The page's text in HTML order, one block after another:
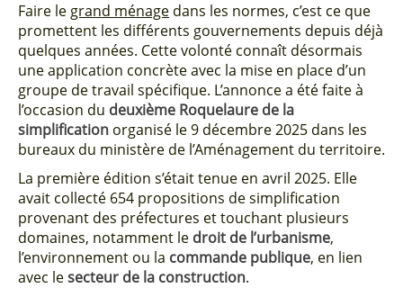
Faire le grand ménage dans les normes, c’est ce que
promettent les différents gouvernements depuis déjà
quelques années. Cette volonté connaît désormais
une application concrète avec la mise en place d’un
groupe de travail spécifique. L’annonce a été faite à
l’occasion du deuxième Roquelaure de la
simplification organisé le 9 décembre 2025 dans les
bureaux du ministère de l’Aménagement du territoire.
La première édition s’était tenue en avril 2025. Elle
avait collecté 654 propositions de simplification
provenant des préfectures et touchant plusieurs
domaines, notamment le droit de l’urbanisme,
l’environnement ou la commande publique, en lien
avec lesecteur de la construction.